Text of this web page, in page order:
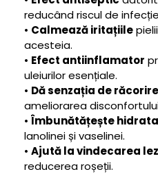
reducând riscul de
• Calmează iritațiile
acesteia.
• Efect antiinflamator
uleiurilor esențiale.
• Dă senzația de răcorire
ameliorarea
• Îmbunătățește
lanolinei și vaselinei.
• Ajută la vindecarea
reducerea roșeții.